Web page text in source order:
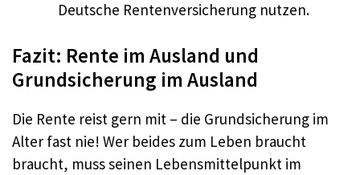
Deutsche Rentenversicherung nutzen.
Fazit: Rente im Ausland und
Grundsicherung im Ausland
Die Rente reist gern mit – die Grundsicherung im
Alter fast nie! Wer beides zum Leben braucht
braucht, muss seinen Lebensmittelpunkt im